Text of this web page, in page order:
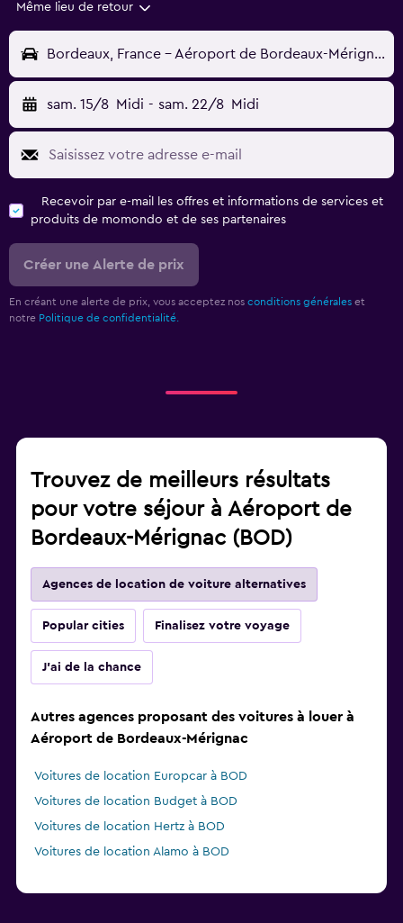
Même lieu de retour
Bordeaux, France - Aéroport de Bordeaux-Mérignac (BOD)
sam. 15/8 Midi - sam. 22/8 Midi
Recevoir par e-mail les offres et informations de services et
produits de momondo et de ses partenaires
Créer une Alerte de prix
En créant une alerte de prix, vous acceptez nos conditions générales et
notre Politique de confidentialité.
Trouvez de meilleurs résultats
pour votre séjour à Aéroport de
Bordeaux-Mérignac (BOD)
Agences de location de voiture alternatives
Popular cities Finalisez votre voyage
J'ai de la chance
Autres agences proposant des voitures à louer à
Aéroport de Bordeaux-Mérignac
Voitures de location Europcar à BOD
Voitures de location Budget à BOD
Voitures de location Hertz à BOD
Voitures de location Alamo à BOD